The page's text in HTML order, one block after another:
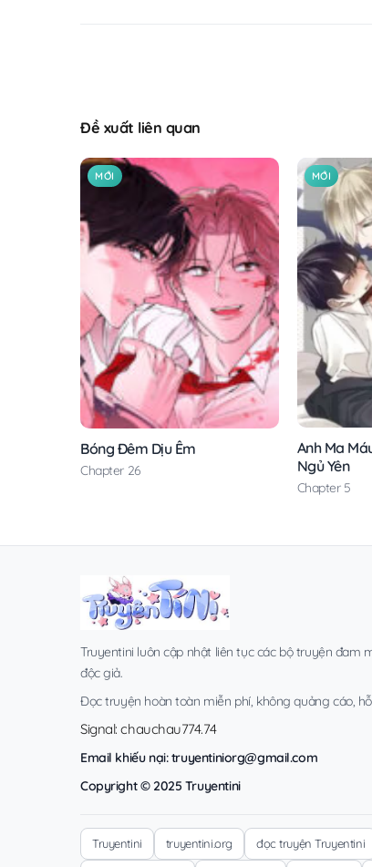
Đề xuất liên quan
MỚI
Bóng Đêm Dịu Êm
Chapter 26
MỚI
Anh Ma
Ngủ Yên
Chapter 5
Truyentini luôn cập nhật liên tục các bộ truyện đam
độc giả.
Đọc truyện hoàn toàn miễn phí, không quảng cáo,
Signal: chauchau774.74
Email khiếu nại:truyentiniorg@gmail.com
Copyright © 2025 Truyentini
Truyentini truyentini.org đọc truyện Truyentini